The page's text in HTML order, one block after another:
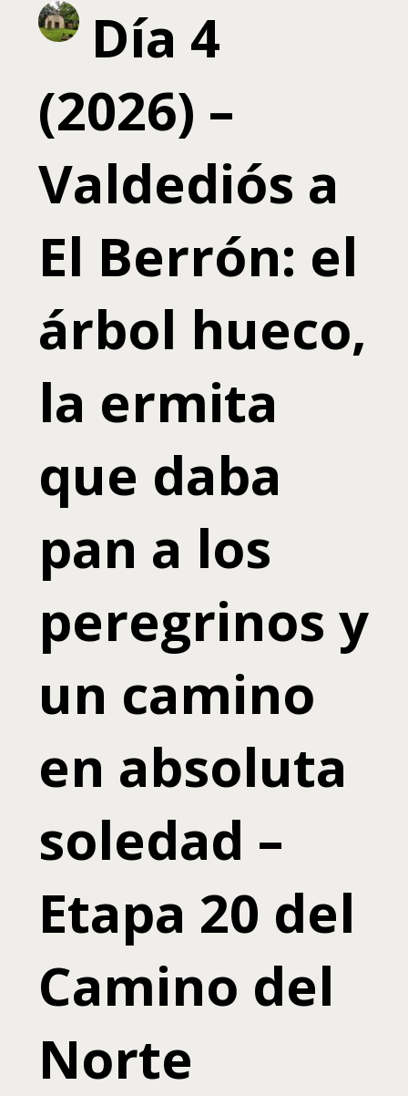
Día 4
(2026) –
Valdediós a
El Berrón: el
árbol hueco,
la ermita
que daba
pan a los
peregrinos y
un camino
en absoluta
soledad –
Etapa 20 del
Camino del
Norte